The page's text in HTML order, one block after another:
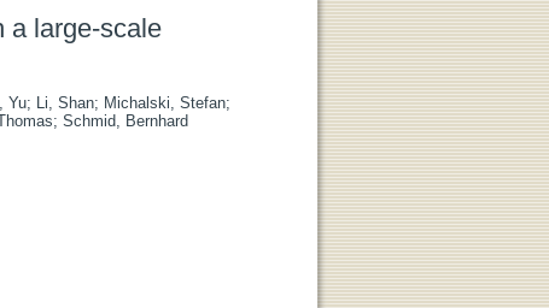
a large-scale
Yu; Li, Shan; Michalski, Stefan;
; Schmid, Bernhard